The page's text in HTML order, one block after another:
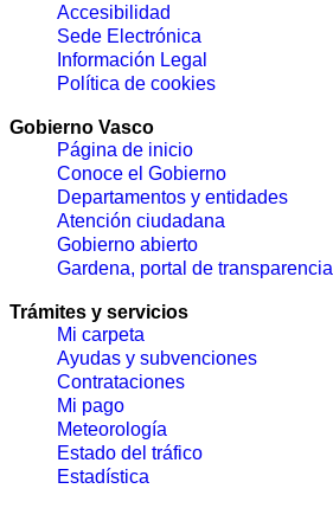
Accesibilidad
Sede Electrónica
Información Legal
Política de cookies
Gobierno Vasco
Página de inicio
Conoce el Gobierno
Departamentos y entidades
Atención ciudadana
Gobierno abierto
Gardena, portal de transparencia
Trámites y servicios
Mi carpeta
Ayudas y subvenciones
Contrataciones
Mi pago
Meteorología
Estado del tráfico
Estadística